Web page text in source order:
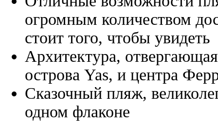
огромным количеством
стоит того, чтобы увидеть
Архитектура,
острова Yas, и центра
Сказочный пляж,
одном флаконе